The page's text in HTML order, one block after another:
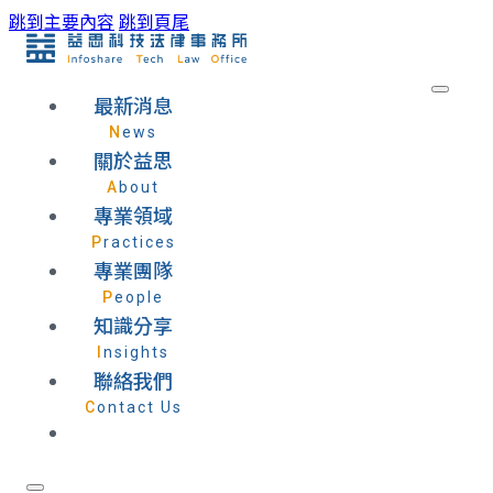
跳到主要內容 跳到頁尾
最新消息
News
關於益思
About
專業領域
Practices
專業團隊
People
知識分享
Insights
聯絡我們
Contact Us